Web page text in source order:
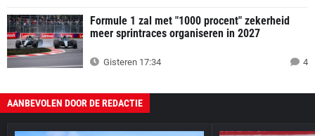
Formule 1 zal met "1000 procent" zekerheid
meer sprintraces organiseren in 2027
Gisteren 17:34 4
AANBEVOLEN DOOR DE REDACTIE